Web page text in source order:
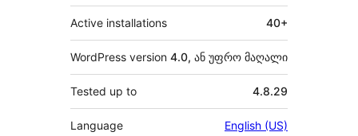
Active installations 40+
WordPress version 4.0, ან უფრო მაღალი
Tested up to 4.8.29
Language English (US)